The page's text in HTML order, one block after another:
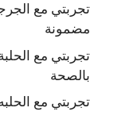
تجربتي مع
مضمونة
تجربتي مع
بالصحة
تجربتي مع